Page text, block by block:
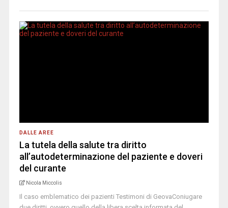
DALLE AREE
La tutela della salute tra diritto
all’autodeterminazione del paziente e doveri
del curante
Nicola Miccolis
Il caso emblematico dei pazienti Testimoni di GeovaConiugare